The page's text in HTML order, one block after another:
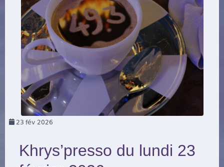
23 fév 2026
Khrys’presso du lundi 23